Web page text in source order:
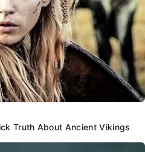
Truth About Ancient Vikings